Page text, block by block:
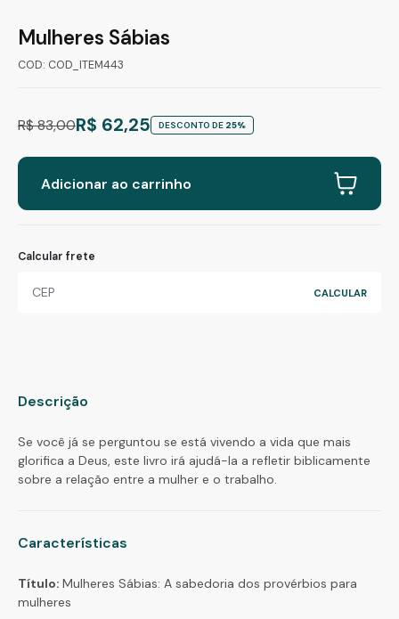
Mulheres Sábias
COD: COD_ITEM443
R$ 83,00R$ 62,25 DESCONTO DE 25%
Adicionar ao carrinho
Calcular frete
Descrição
Se você já se perguntou se está vivendo a vida que mais
glorifica a Deus, este livro irá ajudá-la a refletir biblicamente
sobre a relação entre a mulher e o trabalho.
Características
Título: Mulheres Sábias: A sabedoria dos provérbios para
mulheres